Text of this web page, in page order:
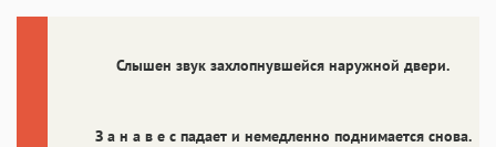
Слышен звук захлопнувшейся наружной двери.
З а н а в е с падает и немедленно поднимается снова.